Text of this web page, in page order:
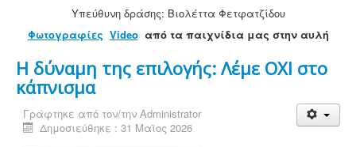
Υπεύθυνη δράσης: Βιολέττα Φετφατζίδου
Φωτογραφίες Videoαπό τα παιχνίδια μας στην αυλή
Η δύναμη της επιλογής: Λέμε ΟΧΙ στο
κάπνισμα
Γράφτηκε από τον/την Administrator
Δημοσιεύθηκε : 31 Μαϊος 2026